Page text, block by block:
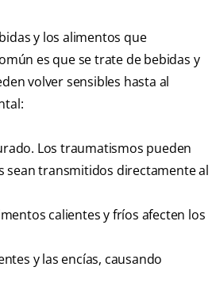
y los alimentos que
es que se trate de bebidas y
volver sensibles hasta al
Los traumatismos pueden
sean transmitidos directamente al
calientes y fríos afecten los
y las encías, causando